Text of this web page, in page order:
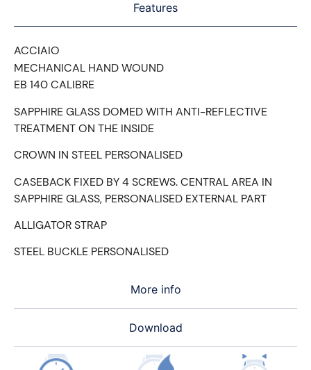
Features
More info
Download
ACCIAIO
MECHANICAL HAND WOUND
EB 140 CALIBRE
SAPPHIRE GLASS DOMED WITH ANTI-REFLECTIVE
TREATMENT ON THE INSIDE
CROWN IN STEEL PERSONALISED
CASEBACK FIXED BY 4 SCREWS. CENTRAL AREA IN
SAPPHIRE GLASS, PERSONALISED EXTERNAL PART
ALLIGATOR STRAP
STEEL BUCKLE PERSONALISED